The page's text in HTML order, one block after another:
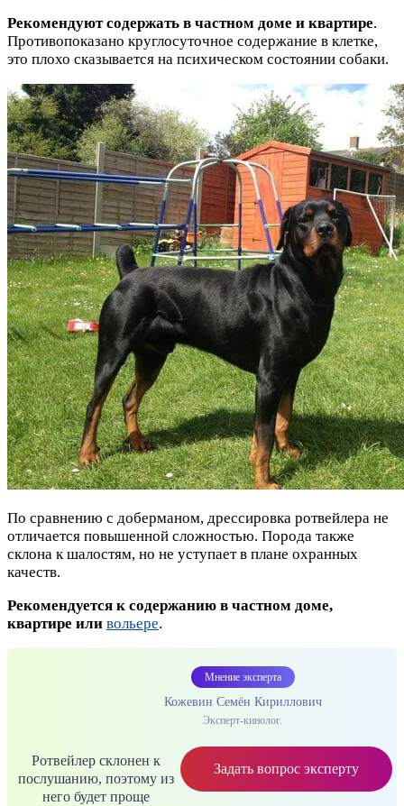
Рекомендуют содержать в частном доме и квартире.
Противопоказано круглосуточное содержание в клетке,
это плохо сказывается на психическом состоянии собаки.
По сравнению с доберманом, дрессировка ротвейлера не
отличается повышенной сложностью. Порода также
склона к шалостям, но не уступает в плане охранных
качеств.
Рекомендуется к содержанию в частном доме,
квартире или вольере.
Мнение эксперта
Кожевин Семён Кириллович
Эксперт-кинолог.
Задать вопрос эксперту
Ротвейлер склонен к
послушанию, поэтому из
него будет проще